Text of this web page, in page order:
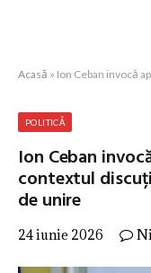
Acasă » Ion Ceban invocă
POLITICĂ
Ion Ceban
contextul
de unire
24 iunie 2026